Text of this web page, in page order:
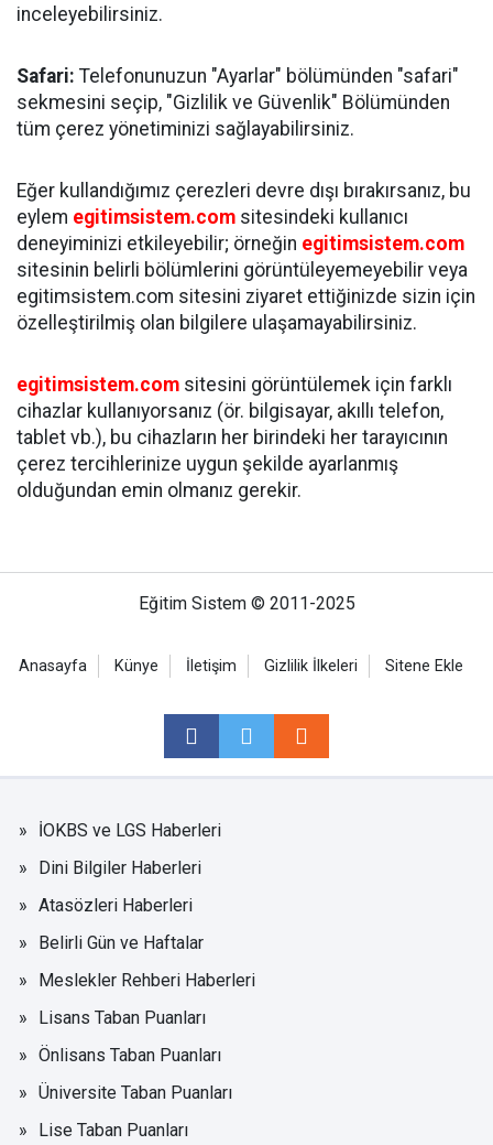
inceleyebilirsiniz.
Safari: Telefonunuzun "Ayarlar" bölümünden "safari"
sekmesini seçip, "Gizlilik ve Güvenlik" Bölümünden
tüm çerez yönetiminizi sağlayabilirsiniz.
Eğer kullandığımız çerezleri devre dışı bırakırsanız, bu
eylem egitimsistem.com sitesindeki kullanıcı
deneyiminizi etkileyebilir; örneğin egitimsistem.com
sitesinin belirli bölümlerini görüntüleyemeyebilir veya
egitimsistem.com sitesini ziyaret ettiğinizde sizin için
özelleştirilmiş olan bilgilere ulaşamayabilirsiniz.
egitimsistem.com sitesini görüntülemek için farklı
cihazlar kullanıyorsanız (ör. bilgisayar, akıllı telefon,
tablet vb.), bu cihazların her birindeki her tarayıcının
çerez tercihlerinize uygun şekilde ayarlanmış
olduğundan emin olmanız gerekir.
Eğitim Sistem © 2011-2025
Anasayfa Künye İletişim Gizlilik İlkeleri Sitene Ekle
İOKBS ve LGS Haberleri
Dini Bilgiler Haberleri
Atasözleri Haberleri
Belirli Gün ve Haftalar
Meslekler Rehberi Haberleri
Lisans Taban Puanları
Önlisans Taban Puanları
Üniversite Taban Puanları
Lise Taban Puanları